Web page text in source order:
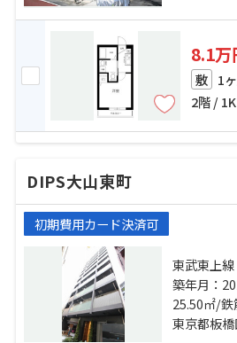
8.1万
敷 1
2階 /
DIPS大山東町
初期費用カード決済可
東武東上線
三田線「板
埼京線「板
築年月：
25.50㎡/鉄
東京都板